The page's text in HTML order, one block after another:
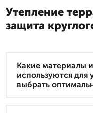
Утепление
защита
Какие материалы
используются для
выбрать